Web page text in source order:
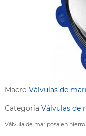
Macro Válvulas de
Categoría Válvulas de
Válvula de mariposa en